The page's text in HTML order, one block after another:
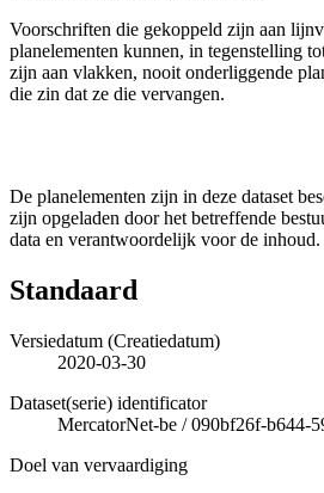
Voorschriften die gekoppeld zijn aan
planelementen kunnen, in tegenstelling
zijn aan vlakken, nooit onderliggende
die zin dat ze die vervangen.
De planelementen zijn in deze dataset
zijn opgeladen door het betreffende
data en verantwoordelijk voor de inhoud.
Standaard
Versiedatum (Creatiedatum)
2020-03-30
Dataset(serie) identificator
MercatorNet-be /090bf26f-b644-
Doel van vervaardiging